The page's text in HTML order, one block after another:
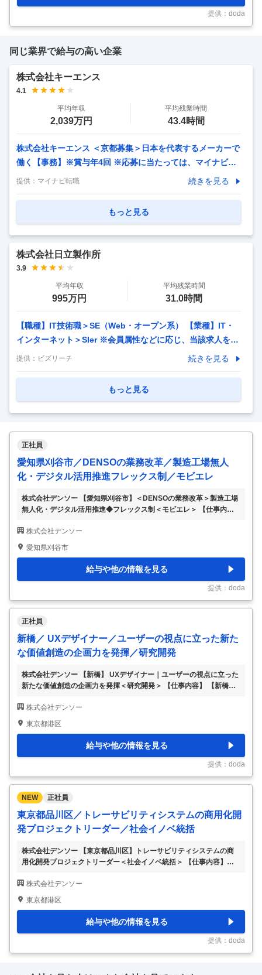
た自律的最適化 4. GPGPUを用いた超並列最適化 これらのチ…
提供：doda
同じ業界で給与の高い企業
株式会社キーエンス
4.1
平均年収
2,039万円
平均残業時間
43.4時間
株式会社キーエンス ＜京都募集＞日本を代表するメーカーで
働く【事務】※賞与年4回 ※応募に当たっては、マイナビ転
職の会員登録が必須となっております。 詳細な応募方法は下
す。※チームワークを大切にする環境で、大きな成果に繋げ
ます。 資料作成、見積書・納品書・請求書の作成、 受発注
際の問い合わせ対応や 来客時の応対など、 社…
提供： マイナビ転職 続きを見る
もっと見る
株式会社日立製作所
3.9
平均年収
995万円
平均残業時間
31.0時間
【職種】IT技術職＞SE（Web・オープン系） 【業種】IT・
インターネット＞SIer ※会員属性などに応じ、当該求人をビ
ズリーチ上で閲覧された際に内容が異なる場合があります
について（概要・ミッション）】 ITデジタル統括本部は、日
ニケーション基盤のサービス企画…
提供： ビズリーチ 続きを見る
もっと見る
正社員
愛知県刈谷市／DENSOの業務改革／製造工場無人
化・デジタル活用推進フレックス制／モビエレ
株式会社デンソー 【愛知県刈谷市】＜DENSOの業務改革＞製造工場
無人化・デジタル活用推進◆フレックス制＜モビエレ＞ 【仕事内
タル活用推進◆フレックス制＜モビエレ＞ 【具体的な仕事内容】 ～2
030年までの設備投資額2.2兆円／在宅勤務有～ ■業務内容 善明南新
発推進をお任せします。 将来のモノづくりのあり方に興味を持ち、
革新的な製造・工場DX（デジタルトランスフォーメーション）の最
前線で活躍する仲間を募集しています。一緒に挑戦し、未来の工場を
作りましょう。 ＜具体例…
株式会社デンソー
愛知県刈谷市
給与や他の情報を見る
提供：doda
正社員
新橋／ UXデザイナー／ユーザーの視点に立った新た
な価値創造の企画力を発揮／研究開発
株式会社デンソー 【新橋】 UXデザイナー｜ユーザーの視点に立った
新たな価値創造の企画力を発揮＜研究開発＞ 【仕事内容】 【新橋】
発揮＜研究開発＞ 【具体的な仕事内容】 ■業務内容： ◇UXリサー
チ・研究 ・市場動向やVOC調査の結果から課題を導出、オポチュニ
ンセプト開発 ・クルマのデジタル化を捉えた次世代のクルマのUX戦
略立案 ・車内外のサービスと連携したクルマの体験の全体設計 ・社
会イノベーションに寄与するモビリティのコンセプト立案 ◇UXデザ
イン開発 ・デザイ…
株式会社デンソー
東京都港区
給与や他の情報を見る
提供：doda
NEW 正社員
東京都品川区／トレーサビリティシステムの商用化開
発プロジェクトリーダー／社会イノベ統括
株式会社デンソー 【東京都品川区】トレーサビリティシステムの商
用化開発プロジェクトリーダー＜社会イノベ統括＞ 【仕事内容】
トリーダー＜社会イノベ統括＞ 【具体的な仕事内容】 ～Web面接可
／ブロックチェーン国内最大手の自動車部品システムサプライヤー／
日～ ■業務概要： 商品のトレーサビリティに革新を起こす「QRコー
ド×ブロックチェーン」のトレサビシステムを商用開発する仕事に一
緒に取り組む仲間を募集しています。プロダクトマネージャーとし
て、大規模ITシステム開発のマネ…
株式会社デンソー
東京都港区
給与や他の情報を見る
提供：doda